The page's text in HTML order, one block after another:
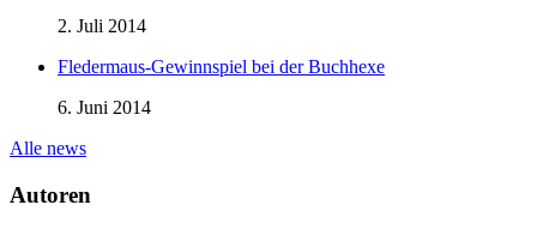
2. Juli 2014
Fledermaus-Gewinnspiel bei der Buchhexe
6. Juni 2014
Alle news
Autoren